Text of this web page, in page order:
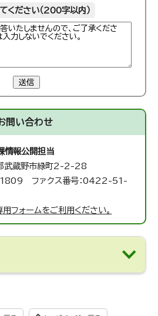
ください（200字以内）
送信
問い合わせ
情報公開担当
蔵野市緑町2-2-28
ファクス番号：0422-51-
フォームをご利用ください。